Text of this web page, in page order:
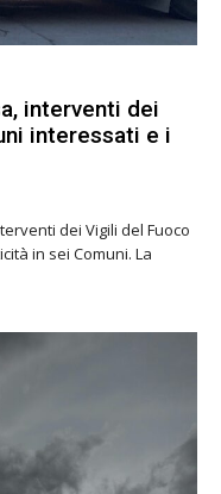
interventi dei
interessati e i
dei Vigili del Fuoco
in sei Comuni. La